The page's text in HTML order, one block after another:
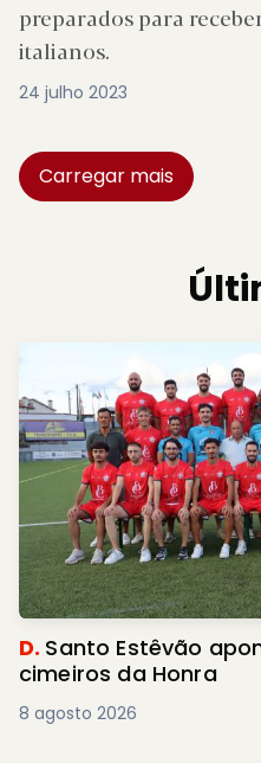
preparados para
italianos.
24 julho 2023
Carregar mais
D. Santo Estêvão
cimeiros da Honra
8 agosto 2026